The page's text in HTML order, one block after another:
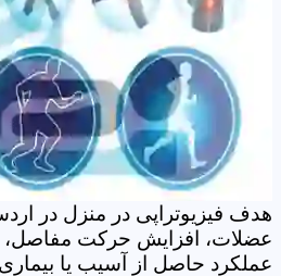
هدف فیزیوتراپی در منزل در
عضلات، افزایش حرکت
عملکرد حاصل از آسیب یا